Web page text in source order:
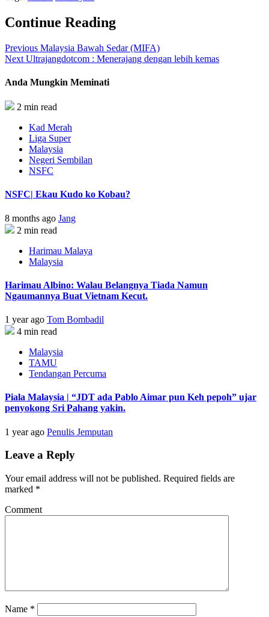
Continue Reading
Previous Malaysia Bawah Sedar (MIFA)
Next Ultrajangdotcom : Menerajang dengan lebih kemas
Anda Mungkin Meminati
2 min read
Kad Merah
Liga Super
Malaysia
Negeri Sembilan
NSFC
NSFC| Ekau Kudo ko Kobau?
8 months ago Jang
2 min read
Harimau Malaya
Malaysia
Harimau Albino: Walau Belangnya Tiada Namun
Ngaumannya Buat Vietnam Kecut.
1 year ago Tom Bombadil
4 min read
Malaysia
TAMU
Tendangan Percuma
Piala Malaysia | “JDT ada Pablo Aimar pun Keh pepoh” ujar
penyokong Sri Pahang yakin.
1 year ago Penulis Jemputan
Leave a Reply
Your email address will not be published. Required fields are
marked *
Comment
Name *